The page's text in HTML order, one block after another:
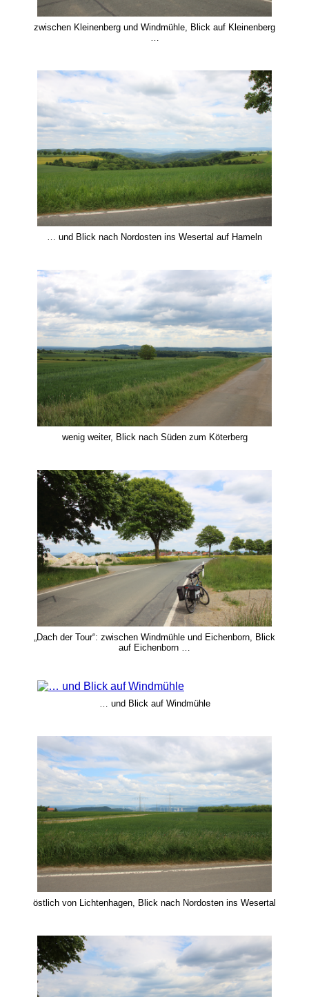
zwischen Kleinenberg und Windmühle, Blick auf Kleinenberg
… und Blick nach Nordosten ins Wesertal auf Hameln
wenig weiter, Blick nach Süden zum Köterberg
„Dach der Tour“: zwischen Windmühle und Eichenborn, Blick
auf Eichenborn …
… und Blick auf Windmühle
östlich von Lichtenhagen, Blick nach Nordosten ins Wesertal